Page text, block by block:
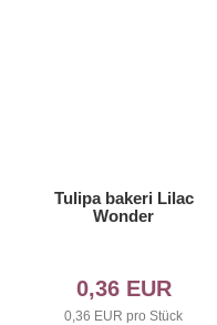
Tulipa bakeri Lilac
Wonder
0,36 EUR
0,36 EUR pro Stück